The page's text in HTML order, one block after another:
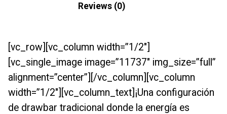
Reviews (0)
[vc_row][vc_column width=”1/2″]
[vc_single_image image=”11737″ img_size=”full”
alignment=”center”][/vc_column][vc_column
width=”1/2″][vc_column_text]¡Una configuración
de drawbar tradicional donde la energía es